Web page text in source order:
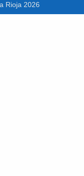
Rioja 2026